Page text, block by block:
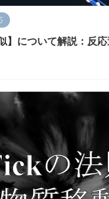
】について解説：反